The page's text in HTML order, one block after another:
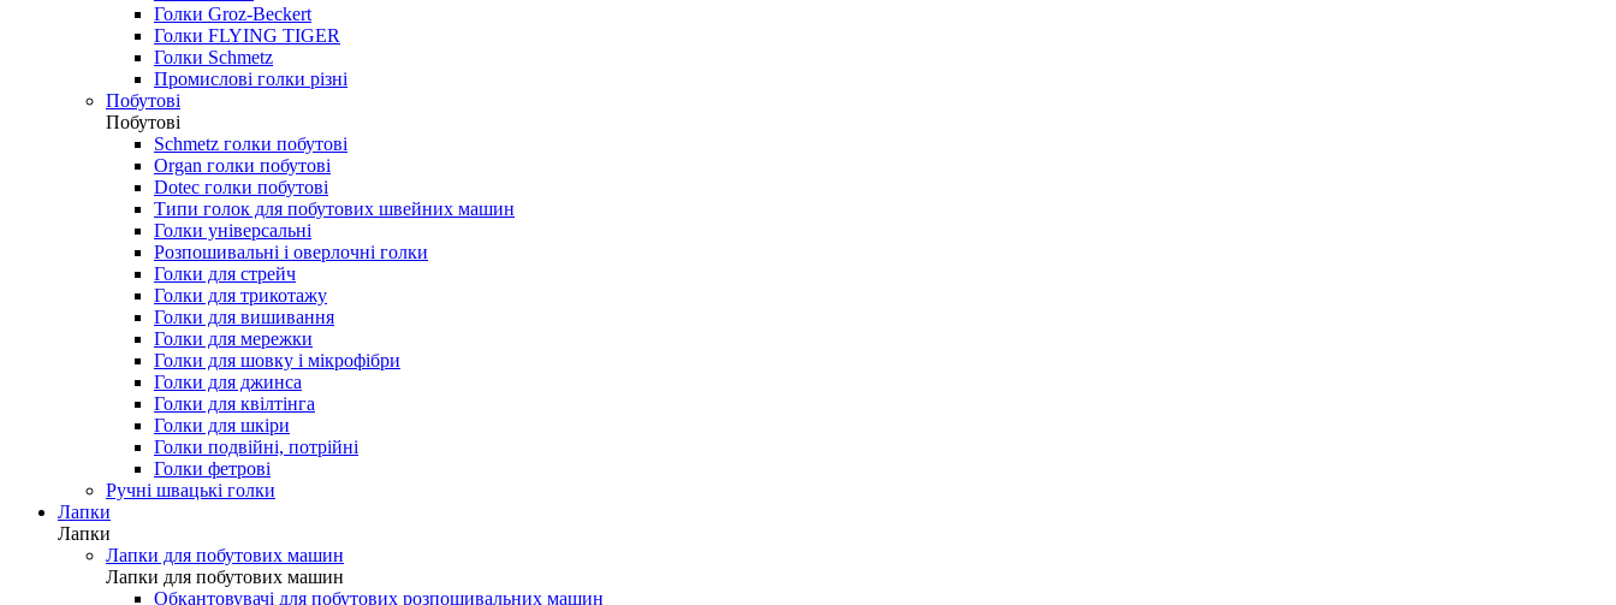
Промислові швейні голки
Промислові швейні голки
Голки Dotec
Голки Groz-Beckert
Голки FLYING TIGER
Голки Schmetz
Промислові голки різні
Побутові
Побутові
Schmetz голки побутові
Organ голки побутові
Dotec голки побутові
Типи голок для побутових швейних машин
Голки універсальні
Розпошивальні і оверлочні голки
Голки для стрейч
Голки для трикотажу
Голки для вишивання
Голки для мережки
Голки для шовку і мікрофібри
Голки для джинса
Голки для квілтінга
Голки для шкіри
Ручні швацькі голки
Лапки